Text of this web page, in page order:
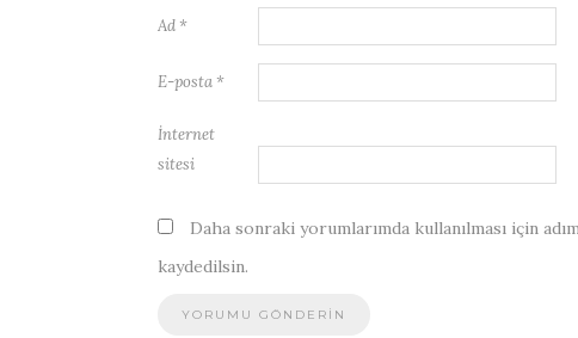
Ad *
E-posta *
İnternet
sitesi
Daha sonraki yorumlarımda kullanılması için
kaydedilsin.